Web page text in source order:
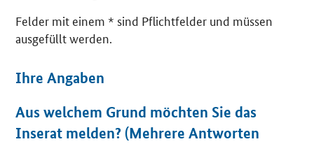
Felder mit einem * sind Pflichtfelder und müssen
ausgefüllt werden.
Ihre Angaben
Aus welchem Grund möchten Sie das
Inserat melden? (Mehrere Antworten